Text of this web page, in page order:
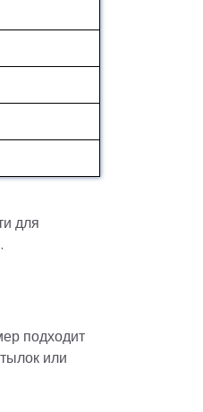
для
подходит
или